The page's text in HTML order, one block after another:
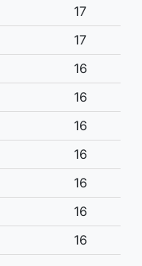
17
17
16
16
16
16
16
16
16